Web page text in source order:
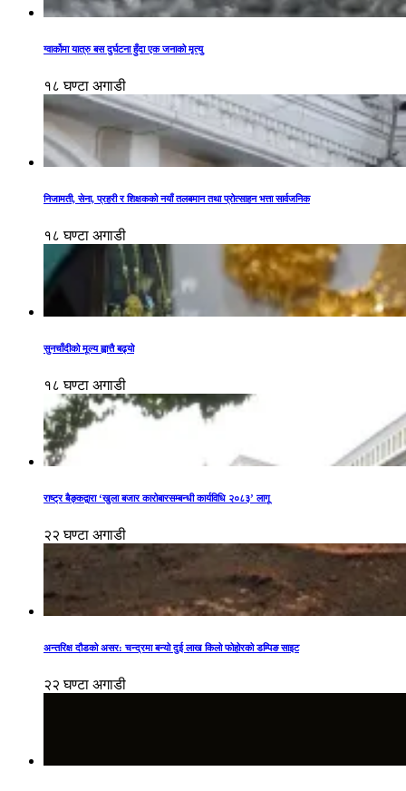
ग्वार्कोमा यात्रु बस दुर्घटना हुँदा एक जनाको मृत्यु
१८ घण्टा अगाडी
निजामती, सेना, प्रहरी र शिक्षकको नयाँ तलबमान तथा प्रोत्साहन भत्ता सार्वजनिक
१८ घण्टा अगाडी
सुनचाँदीको मूल्य ह्वात्तै बढ्यो
१८ घण्टा अगाडी
राष्ट्र बैङ्कद्वारा ‘खुला बजार कारोबारसम्बन्धी कार्यविधि २०८३’ लागू
२२ घण्टा अगाडी
अन्तरिक्ष दौडको असर: चन्द्रमा बन्यो दुई लाख किलो फोहोरको डम्पिङ साइट
२२ घण्टा अगाडी